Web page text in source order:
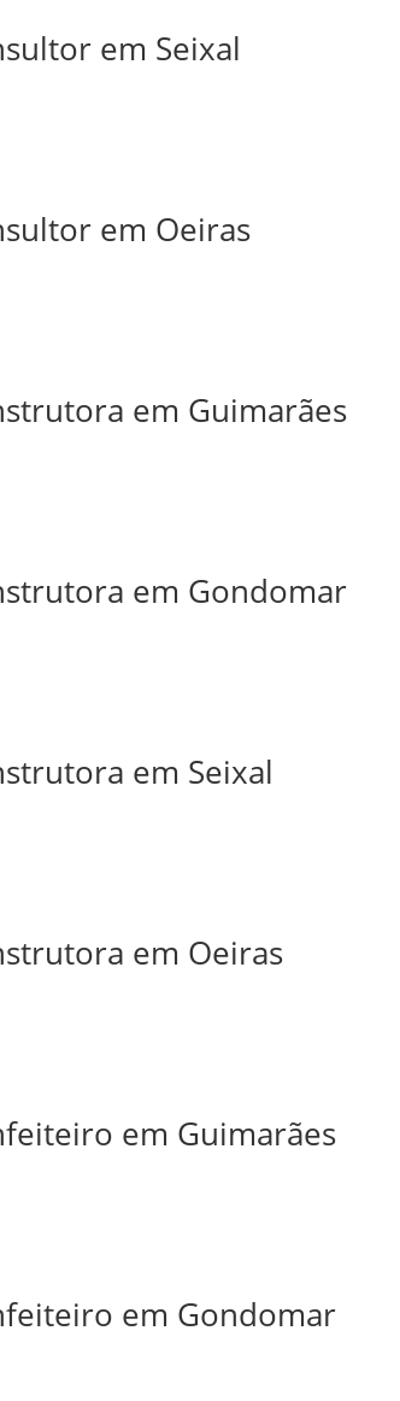
em Seixal
em Oeiras
em Guimarães
em Gondomar
em Seixal
em Oeiras
em Guimarães
em Gondomar